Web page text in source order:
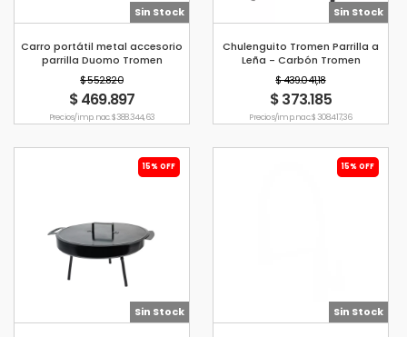
Sin Stock
Carro portátil metal accesorio
parrilla Duomo Tromen
$ 552.820
$ 469.897
Precio s/imp. nac. $ 388.344,63
Sin Stock
Chulenguito Tromen Parrilla a
Leña - Carbón Tromen
$ 439.041,18
$ 373.185
Precio s/imp. nac. $ 308.417,36
15% OFF
Sin Stock
15% OFF
Sin Stock